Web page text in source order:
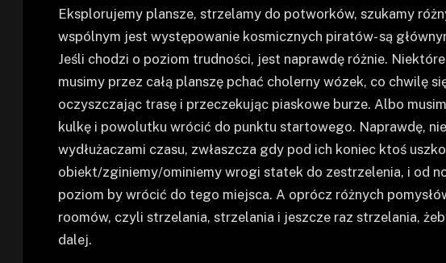
Eksplorujemy plansze, strzelamy do potworków, szukamy
wspólnym jest występowanie kosmicznych piratów- są
Jeśli chodzi o poziom trudności, jest naprawdę różnie.
musimy przez całą planszę pchać cholerny wózek, co chwilę
oczyszczając trasę i przeczekując piaskowe burze. Albo
kulkę i powolutku wrócić do punktu startowego. Naprawdę,
wydłużaczami czasu, zwłaszcza gdy pod ich koniec ktoś
obiekt/zginiemy/ominiemy wrogi statek do zestrzelenia, i od
poziom by wrócić do tego miejsca. A oprócz różnych
roomów, czyli strzelania, strzelania i jeszcze raz strzelania,
dalej.